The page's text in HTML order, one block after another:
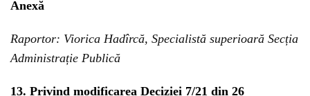
Anexă
Raportor: Viorica Hadîrcă, Specialistă superioară Secția
Administrație Publică
13. Privind modificarea Deciziei 7/21 din 26